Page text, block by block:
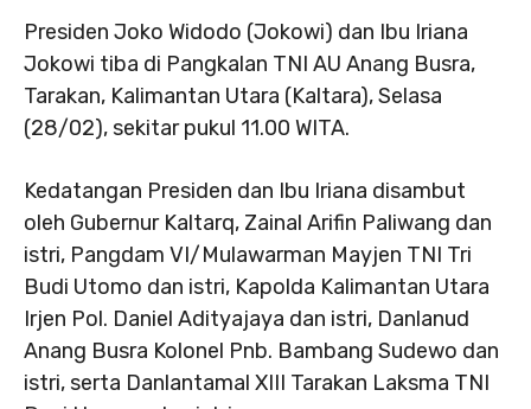
Presiden Joko Widodo (Jokowi) dan Ibu Iriana
Jokowi tiba di Pangkalan TNI AU Anang Busra,
Tarakan, Kalimantan Utara (Kaltara), Selasa
(28/02), sekitar pukul 11.00 WITA.
Kedatangan Presiden dan Ibu Iriana disambut
oleh Gubernur Kaltarq, Zainal Arifin Paliwang dan
istri, Pangdam VI/Mulawarman Mayjen TNI Tri
Budi Utomo dan istri, Kapolda Kalimantan Utara
Irjen Pol. Daniel Adityajaya dan istri, Danlanud
Anang Busra Kolonel Pnb. Bambang Sudewo dan
istri, serta Danlantamal XIII Tarakan Laksma TNI